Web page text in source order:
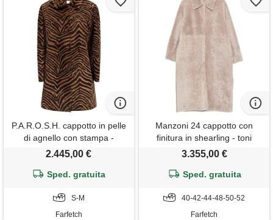
P.A.R.O.S.H. cappotto in pelle
di agnello con stampa -
marrone
2.445,00 €
Sped. gratuita
S-M
Farfetch
Manzoni 24 cappotto con
finitura in shearling - toni
neutri
3.355,00 €
Sped. gratuita
40-42-44-48-50-52
Farfetch